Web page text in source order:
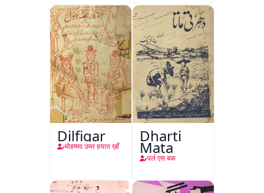
Dilfigar
मोहम्मद उमर हयात ख़ाँ
Dharti
Mata
पर्ल एस बक